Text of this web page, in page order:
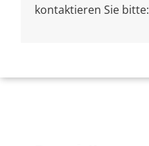
kontaktieren Sie bitte: